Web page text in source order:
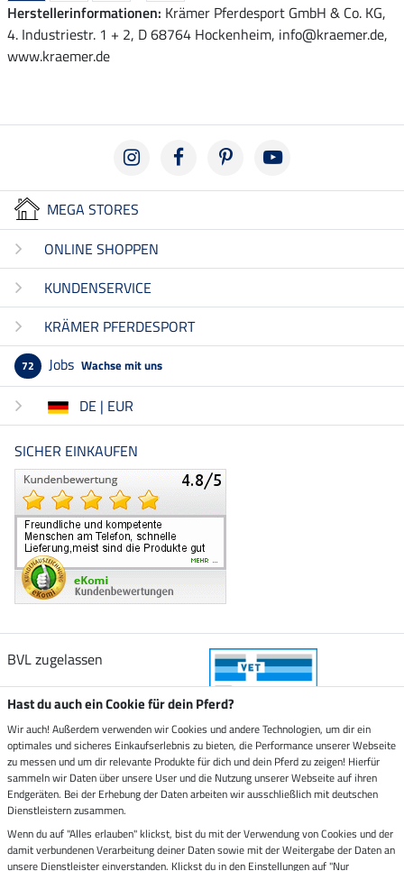
Herstellerinformationen: Krämer Pferdesport GmbH & Co. KG,
4. Industriestr. 1 + 2, D 68764 Hockenheim, info@kraemer.de,
www.kraemer.de
MEGA STORES
ONLINE SHOPPEN
KUNDENSERVICE
KRÄMER PFERDESPORT
72 Jobs Wachse mit uns
DE | EUR
SICHER EINKAUFEN
BVL zugelassen
Zustellung durch
Sicher bezahlen mit
Rechnung Vorkasse
Hast du auch ein Cookie für dein Pferd?
Wir auch! Außerdem verwenden wir Cookies und andere Technologien, um dir ein
optimales und sicheres Einkaufserlebnis zu bieten, die Performance unserer Webseite
zu messen und um dir relevante Produkte für dich und dein Pferd zu zeigen! Hierfür
sammeln wir Daten über unsere User und die Nutzung unserer Webseite auf ihren
Endgeräten. Bei der Erhebung der Daten arbeiten wir ausschließlich mit deutschen
Dienstleistern zusammen.
Wenn du auf "Alles erlauben" klickst, bist du mit der Verwendung von Cookies und der
damit verbundenen Verarbeitung deiner Daten sowie mit der Weitergabe der Daten an
unsere Dienstleister einverstanden. Klickst du in den Einstellungen auf "Nur